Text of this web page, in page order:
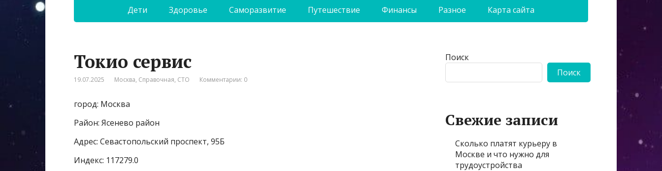
Дети Здоровье Саморазвитие Путешествие Финансы Разное Карта сайта
Токио сервис
19.07.2025 Москва, Справочная, СТО Комментарии: 0
город: Москва
Район: Ясенево район
Адрес: Севастопольский проспект, 95Б
Индекс: 117279.0
Поиск
Поиск
Свежие записи
Сколько платят курьеру в
Москве и что нужно для
трудоустройства